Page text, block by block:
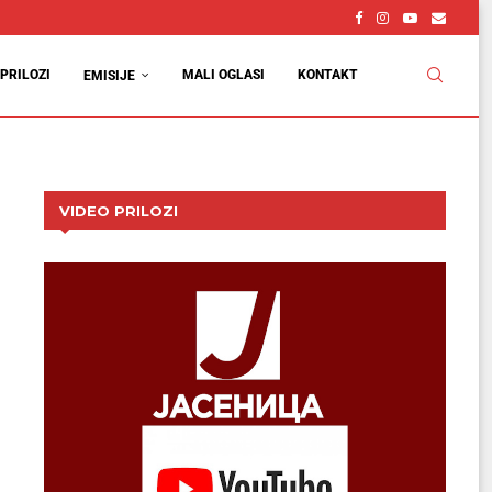
PRILOZI EMISIJE MALI OGLASI KONTAKT
VIDEO PRILOZI